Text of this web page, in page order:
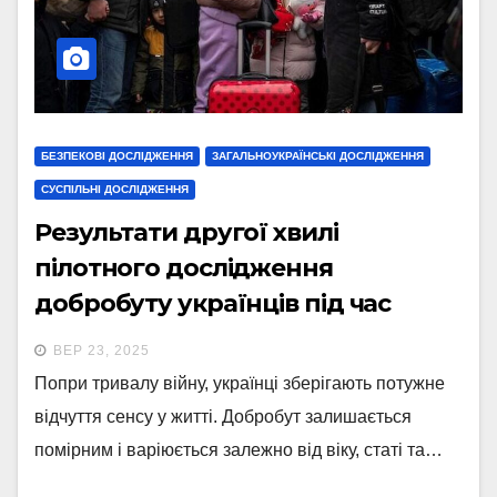
БЕЗПЕКОВІ ДОСЛІДЖЕННЯ ЗАГАЛЬНОУКРАЇНСЬКІ ДОСЛІДЖЕННЯ
СУСПІЛЬНІ ДОСЛІДЖЕННЯ
Результати другої хвилі
пілотного дослідження
добробуту українців під час
війни
ВЕР 23, 2025
Попри тривалу війну, українці зберігають потужне
відчуття сенсу у житті. Добробут залишається
помірним і варіюється залежно від віку, статі та…